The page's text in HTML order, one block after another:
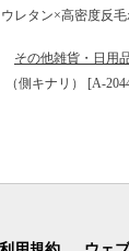
地 [A-4119]
ウレタン×高密度反
その他雑貨・日用
側キナリ） [A-